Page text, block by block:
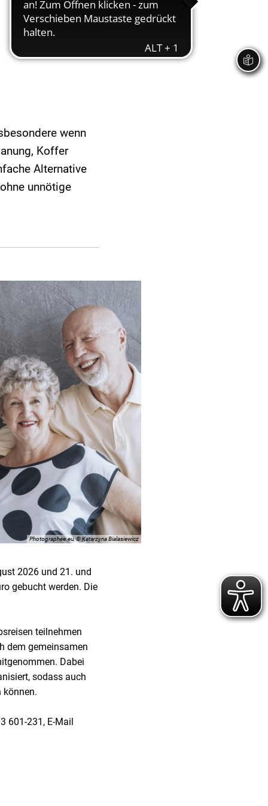
wenn
Koffer
Alternative
unnötige
Photographee.eu, © Katarzyna Bialasiewicz
2026 und 21. und
gebucht werden. Die
teilnehmen
dem gemeinsamen
Dabei
sodass auch
können.
601-231, E-Mail